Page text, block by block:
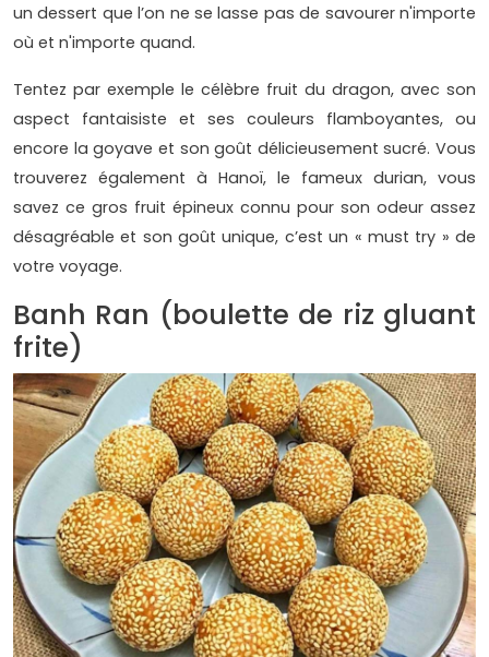
un dessert que l’on ne se lasse pas de savourer n'importe
où et n'importe quand.
Tentez par exemple le célèbre fruit du dragon, avec son
aspect fantaisiste et ses couleurs flamboyantes, ou
encore la goyave et son goût délicieusement sucré. Vous
trouverez également à Hanoï, le fameux durian, vous
savez ce gros fruit épineux connu pour son odeur assez
désagréable et son goût unique, c’est un « must try » de
votre voyage.
Banh Ran (boulette de riz gluant
frite)